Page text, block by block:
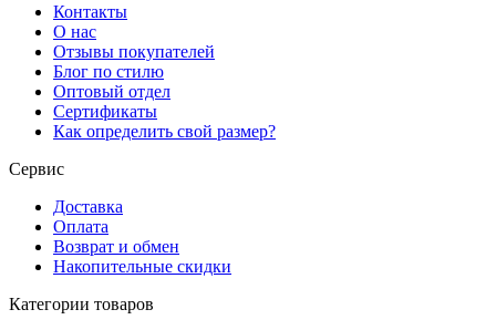
Контакты
О нас
Отзывы покупателей
Блог по стилю
Оптовый отдел
Сертификаты
Как определить свой размер?
Сервис
Доставка
Оплата
Возврат и обмен
Накопительные скидки
Категории товаров